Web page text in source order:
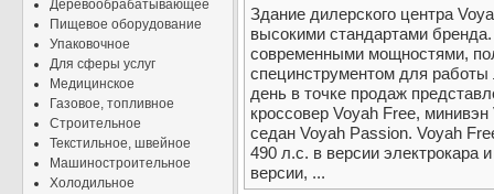
Деревообрабатывающее
Пищевое оборудование
Упаковочное
Для сферы услуг
Медицинское
Газовое, топливное
Строительное
Текстильное, швейное
Машиностроительное
Холодильное
Здание дилерского центра
высокими стандартами
современными мощностями,
специнструментом для
день в точке продаж
кроссовер Voyah Free,
седан Voyah Passion. Voyah
490 л.с. в версии электрокара
версии, ...